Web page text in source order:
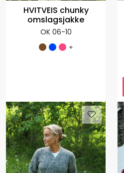
HVITVEIS chunky
omslagsjakke
OK 06-10
+